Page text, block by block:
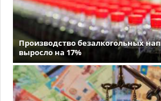
Производство безалкогольных
выросло на 17%